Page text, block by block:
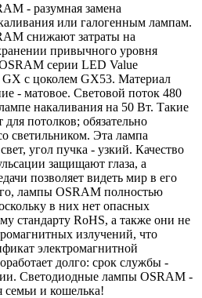
- разумная замена
или галогенным лампам.
снижают затраты на
привычного уровня
серии LED Value
с цоколем GX53. Материал
- матовое. Световой поток 480
накаливания на 50 Вт. Такие
потолков; обязательно
светильником. Эта лампа
угол пучка - узкий. Качество
защищают глаза, а
позволяет видеть мир в его
лампы OSRAM полностью
в них нет опасных
стандарту RoHS, а также они не
излучений, что
электромагнитной
долго: срок службы -
Светодиодные лампы OSRAM -
семьи и кошелька!